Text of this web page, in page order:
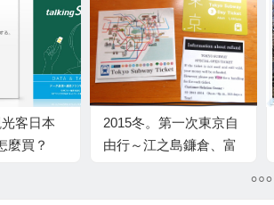
客日本
麼買？
2015冬。第一次東京自
由行～江之島鐮倉、富